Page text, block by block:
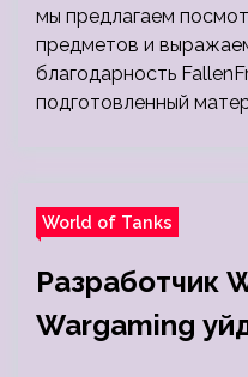
мы предлагаем
предметов и
благодарность
подготовленный
World of Tanks
Разработчик
Wargaming